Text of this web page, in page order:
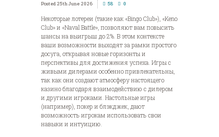
25th June 2026 58 0
Некоторые лотереи (такие как «Bingo Club»), «Keno
Club» и «Naval Battle», позволяют вам повысить
шансы на выигрыш до 2%. В этом контексте
ваши возможности выходят за рамки простого
досуга, открывая новые горизонты и
перспективы для достижения успеха. Игры с
живыми дилерами особенно привлекательны,
так как они создают атмосферу настоящего
казино благодаря взаимодействию с дилером
и другими игроками. Настольные игры
(например), покер и блэкджек, дают
возможность игрокам использовать свои
навыки и интуицию.